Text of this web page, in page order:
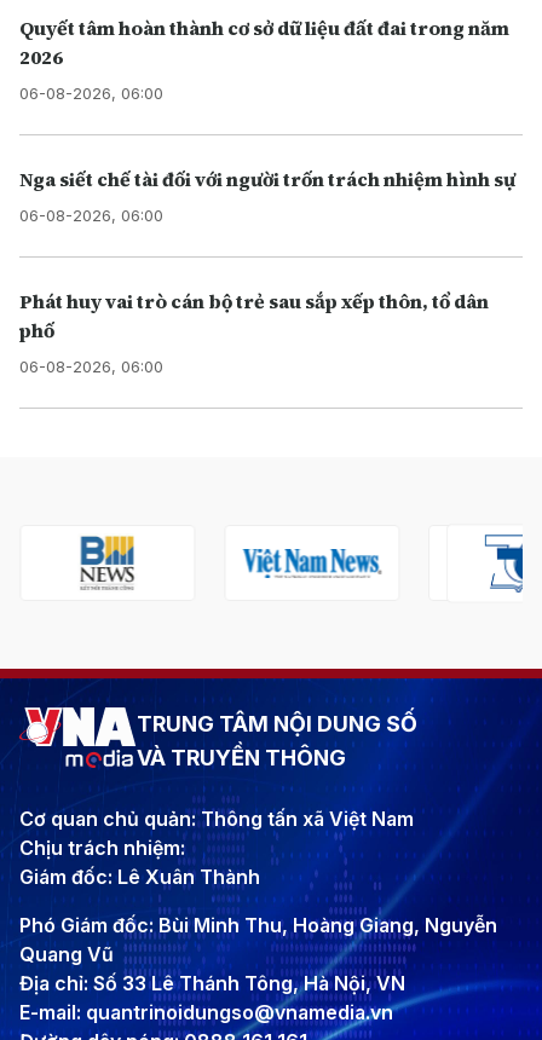
Quyết tâm hoàn thành cơ sở dữ liệu đất đai trong năm
2026
06-08-2026, 06:00
Nga siết chế tài đối với người trốn trách nhiệm hình sự
06-08-2026, 06:00
Phát huy vai trò cán bộ trẻ sau sắp xếp thôn, tổ dân
phố
06-08-2026, 06:00
TRUNG TÂM NỘI DUNG SỐ
VÀ TRUYỀN THÔNG
Cơ quan chủ quản: Thông tấn xã Việt Nam
Chịu trách nhiệm:
Giám đốc: Lê Xuân Thành
Phó Giám đốc: Bùi Minh Thu, Hoàng Giang, Nguyễn
Quang Vũ
Địa chỉ: Số 33 Lê Thánh Tông, Hà Nội, VN
E-mail: quantrinoidungso@vnamedia.vn